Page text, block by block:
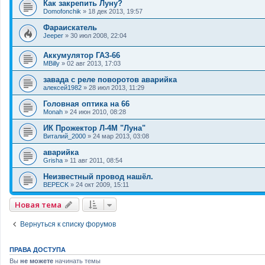
Как закрепить Луну?
Domofonchik » 18 дек 2013, 19:57
Фараискатель
Jeeper » 30 июл 2008, 22:04
Аккумулятор ГАЗ-66
MBilly » 02 авг 2013, 17:03
завада с реле поворотов аварийка
алексей1982 » 28 июл 2013, 11:29
Головная оптика на 66
Monah » 24 июн 2010, 08:28
ИК Прожектор Л-4М "Луна"
Виталий_2000 » 24 мар 2013, 03:08
аварийка
Grisha » 11 авг 2011, 08:54
Неизвестный провод нашёл.
BEPECK » 24 окт 2009, 15:11
Новая тема
Вернуться к списку форумов
ПРАВА ДОСТУПА
Вы не можете начинать темы